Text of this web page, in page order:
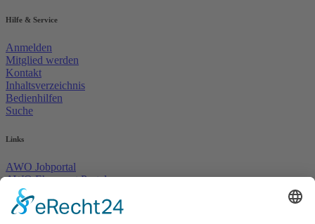
Hilfe & Service
Anmelden
Mitglied werden
Kontakt
Inhaltsverzeichnis
Bedienhilfen
Suche
Links
AWO Jobportal
AWO Ehrenamt Portal
AWO Schulgesundheitsfachkräfte
AWO Bundesverband
AWO International